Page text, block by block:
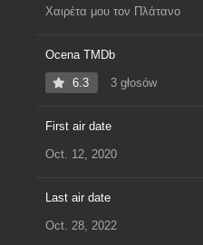
Χαιρέτα μου τον Πλάτανο
Ocena TMDb
6.3 3 głosów
First air date
Oct. 12, 2020
Last air date
Oct. 28, 2022